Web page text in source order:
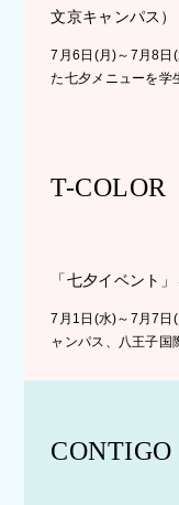
文京キャンパス）
7月6日(月)～7月8日
た七夕メニューを
T-COLOR
「七夕イベント
7月1日(水)～7月7日
ャンパス、八王子
CONTIGO